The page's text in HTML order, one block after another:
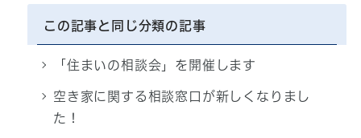
この記事と同じ分類の記事
「住まいの相談会」を開催します
空き家に関する相談窓口が新しくなりまし
た！